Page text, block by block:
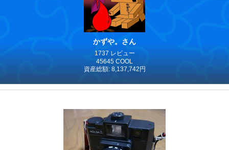
かずや。さん
1737 レビュー
45645 COOL
資産総額: 8,137,742円